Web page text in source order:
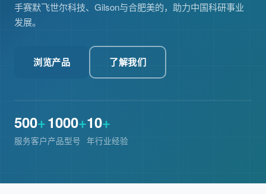
手赛默飞世尔科技、Gilson与合肥美的，助力中国科研事业
发展。
浏览产品 了解我们
500+
服务客户
1000+
产品型号
10+
年行业经验